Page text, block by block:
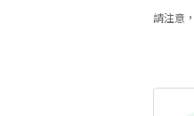
請注意